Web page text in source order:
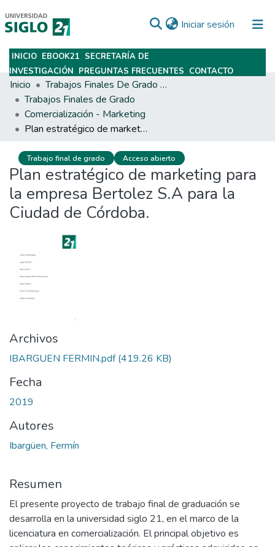
Iniciar sesión (current)
Subir
INICIO EBOOK21 SECRETARÍA DE
INVESTIGACIÓN PREGUNTAS FRECUENTES CONTACTO
Inicio
Trabajos Finales De Grado Y Posgrado
Trabajos Finales de Grado
Comercialización - Marketing
Plan estratégico de marketing para la empresa Bertolez S.A para la Ciudad de Córdoba.
Trabajo final de grado Acceso abierto
Plan estratégico de marketing para
la empresa Bertolez S.A para la
Ciudad de Córdoba.
Archivos
IBARGUEN FERMIN.pdf(419.26 KB)
Fecha
2019
Autores
Ibargüen, Fermín
Resumen
El presente proyecto de trabajo final de graduación se
desarrolla en la universidad siglo 21, en el marco de la
licenciatura en comercialización. El principal objetivo es